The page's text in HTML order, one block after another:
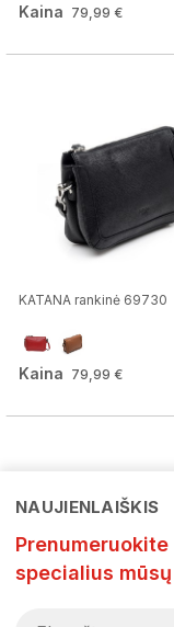
Kaina 79,99 €
KATANA rankinė 69730
Kaina 79,99 €
NAUJIENLAIŠKIS
specialius